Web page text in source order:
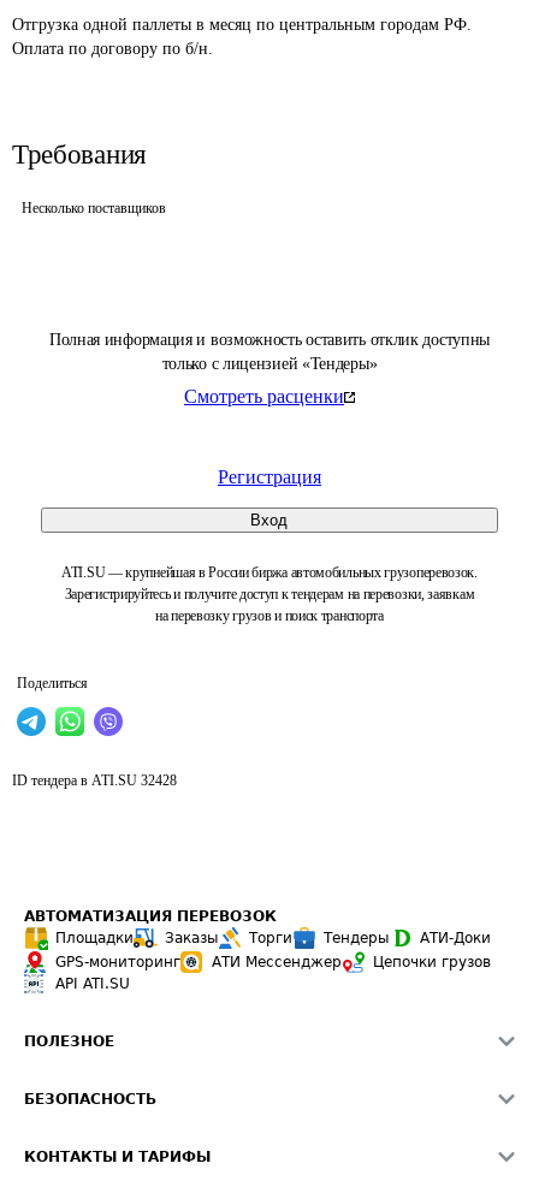
Полная информация и возможность оставить отклик доступны
только с лицензией «Тендеры»
Смотреть расценки
Регистрация
Вход
ATI.SU — крупнейшая в России биржа автомобильных грузоперевозок.
Зарегистрируйтесь и получите доступ к тендерам на перевозки, заявкам
на перевозку грузов и поиск транспорта
Поделиться
Отгрузка одной паллеты в месяц по центральным городам РФ.
Оплата по договору по б/н.
Требования
Несколько поставщиков
ID тендера в ATI.SU 32428
АВТОМАТИЗАЦИЯ ПЕРЕВОЗОК
Площадки
Заказы Торги Тендеры
АТИ-Доки
GPS-мониторинг
АТИ Мессенджер
Цепочки грузов
API ATI.SU
ПОЛЕЗНОЕ
Звезды ATI.SU на вашем сайте
БЕЗОПАСНОСТЬ
КОНТАКТЫ И ТАРИФЫ